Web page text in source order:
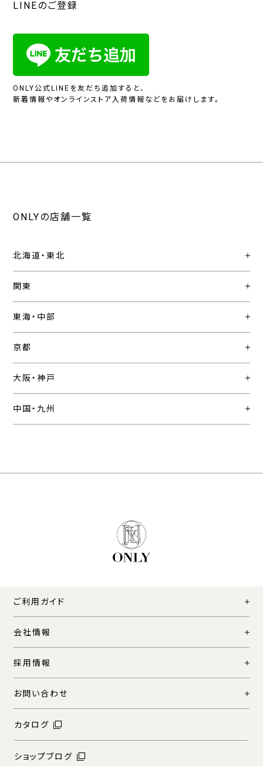
LINEのご登録
ONLY公式LINEを友だち追加すると、
新着情報やオンラインストア入荷情報などをお届けします。
ONLYの店舗一覧
北海道・東北
関東
東海・中部
京都
大阪・神戸
中国・九州
ご利用ガイド
会社情報
採用情報
お問い合わせ
カタログ
ショップブログ